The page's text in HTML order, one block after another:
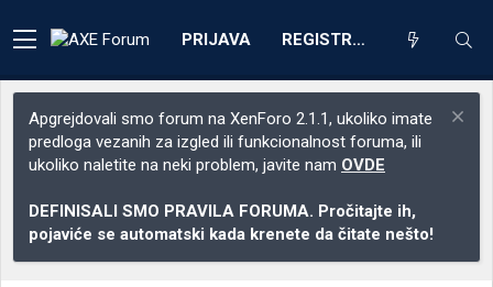
PRIJAVA REGISTRACIJA
Apgrejdovali smo forum na XenForo 2.1.1, ukoliko imate
predloga vezanih za izgled ili funkcionalnost foruma, ili
ukoliko naletite na neki problem, javite nam OVDE
DEFINISALI SMO PRAVILA FORUMA. Pročitajte ih,
pojaviće se automatski kada krenete da čitate nešto!